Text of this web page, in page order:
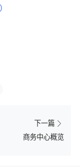
下一篇
商务中心概览